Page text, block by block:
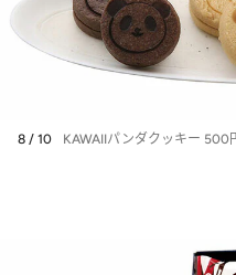
8 / 10 KAWAIIパンダクッキー 500